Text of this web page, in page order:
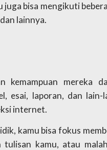
juga bisa mengikuti
lainnya.
kemampuan mereka
esai, laporan, dan
internet.
kamu bisa fokus
kamu, atau